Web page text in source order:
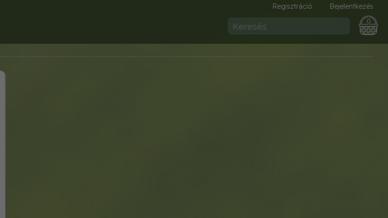
Regisztráció Bejelentkezés
0